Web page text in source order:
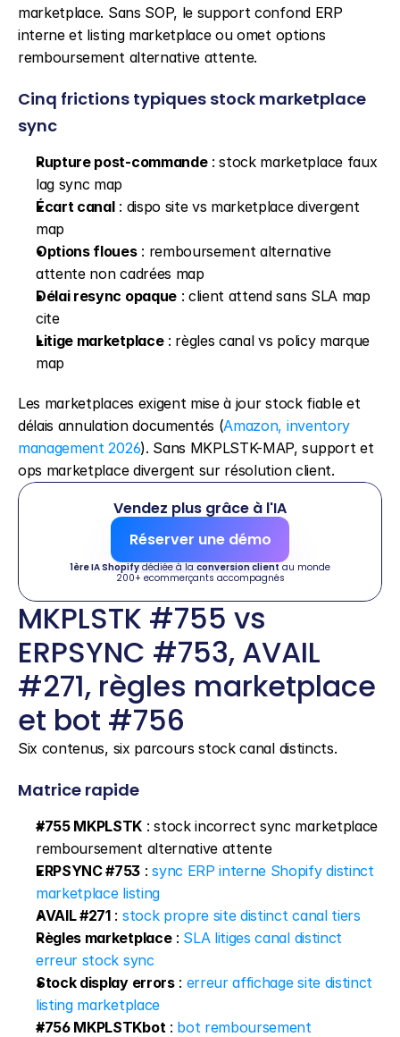
marketplace. Sans SOP, le support confond ERP
interne et listing marketplace ou omet options
remboursement alternative attente.
Cinq frictions typiques stock marketplace
sync
Rupture post-commande : stock marketplace faux
lag sync map
Écart canal : dispo site vs marketplace divergent
map
Options floues : remboursement alternative
attente non cadrées map
Délai resync opaque : client attend sans SLA map
cite
Litige marketplace : règles canal vs policy marque
map
Les marketplaces exigent mise à jour stock fiable et
délais annulation documentés (Amazon, inventory
management 2026). Sans MKPLSTK-MAP, support et
ops marketplace divergent sur résolution client.
Vendez plus grâce à l'IA
Réserver une démo
1ère IA Shopify dédiée à la conversion client au monde
200+ ecommerçants accompagnés
MKPLSTK #755 vs
ERPSYNC #753, AVAIL
#271, règles marketplace
et bot #756
Six contenus, six parcours stock canal distincts.
Matrice rapide
#755 MKPLSTK : stock incorrect sync marketplace
remboursement alternative attente
ERPSYNC #753 : sync ERP interne Shopify distinct
marketplace listing
AVAIL #271 : stock propre site distinct canal tiers
Règles marketplace : SLA litiges canal distinct
erreur stock sync
Stock display errors : erreur affichage site distinct
listing marketplace
#756 MKPLSTKbot : bot remboursement